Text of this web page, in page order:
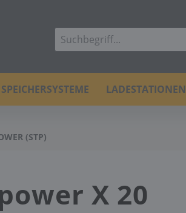
SPEICHERSYSTEME LADESTATIONEN
(STP)
X 20